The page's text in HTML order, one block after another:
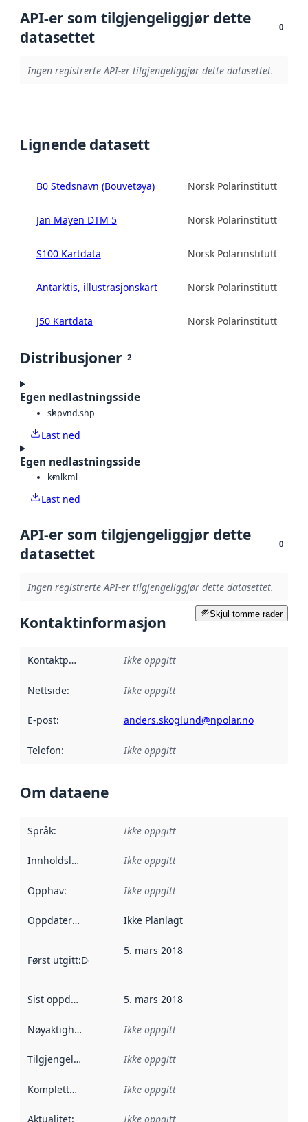
API-er som tilgjengeliggjør dette
datasettet
0
Ingen registrerte API-er tilgjengeliggjør dette datasettet.
Lignende datasett
B0 Stedsnavn (Bouvetøya) Norsk Polarinstitutt
Jan Mayen DTM 5 Norsk Polarinstitutt
S100 Kartdata Norsk Polarinstitutt
Antarktis, illustrasjonskart Norsk Polarinstitutt
J50 Kartdata Norsk Polarinstitutt
Distribusjoner 2
Egen nedlastningsside
shpvnd.shp
Last ned
Egen nedlastningsside
kmlkml
Last ned
API-er som tilgjengeliggjør dette
datasettet
0
Ingen registrerte API-er tilgjengeliggjør dette datasettet.
Skjul tomme rader
Kontaktinformasjon
Kontaktpunkt Ikke oppgitt
Nettside: Ikke oppgitt
E-post: anders.skoglund@npolar.no
Telefon: Ikke oppgitt
Om dataene
Språk: Ikke oppgitt
Innholdsleverandører :
Ikke oppgitt
Opphav: Ikke oppgitt
Oppdateringsfrekvens :
Ikke Planlagt
Først utgitt:Denne datoen sier når dataene i dette
5. mars 2018
Sist oppdatert 5. mars 2018
Nøyaktighet Ikke oppgitt
Tilgjengelighet Ikke oppgitt
Kompletthet Ikke oppgitt
Aktualitet: Ikke oppgitt